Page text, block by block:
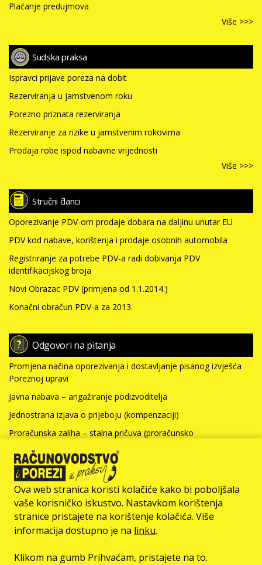
Plaćanje predujmova
Više >>>
Sudska praksa
Ispravci prijave poreza na dobit
Rezerviranja u jamstvenom roku
Porezno priznata rezerviranja
Rezerviranje za rizike u jamstvenim rokovima
Prodaja robe ispod nabavne vrijednosti
Više >>>
Stručni članci
Oporezivanje PDV-om prodaje dobara na daljinu unutar EU
PDV kod nabave, korištenja i prodaje osobnih automobila
Registriranje za potrebe PDV-a radi dobivanja PDV
identifikacijskog broja
Novi Obrazac PDV (primjena od 1.1.2014.)
Konačni obračun PDV-a za 2013.
Odgovori na pitanja
Promjena načina oporezivanja i dostavljanje pisanog izvješća
Poreznoj upravi
Javna nabava – angažiranje podizvoditelja
Jednostrana izjava o prijeboju (kompenzaciji)
Proračunska zaliha – stalna pričuva (proračunsko
Nabavna vrijednost nefinancijske imovine i kamate za kredit
(neprofitno računovodstvo)
Više >>>
© Računovodstvo & Porezi član je
Ova web stranica koristi kolačiće kako bi poboljšala
vaše korisničko iskustvo. Nastavkom korištenja
stranice pristajete na korištenje kolačića. Više
informacija dostupno je na linku.
Klikom na gumb Prihvaćam, pristajete na to.